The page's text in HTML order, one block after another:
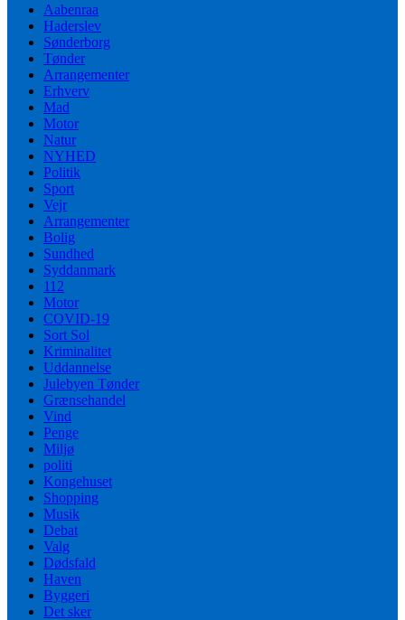
Aabenraa
Haderslev
Sønderborg
Tønder
Arrangementer
Erhverv
Mad
Motor
Natur
NYHED
Politik
Sport
Vejr
Arrangementer
Bolig
Sundhed
Syddanmark
112
Motor
COVID-19
Sort Sol
Kriminalitet
Uddannelse
Julebyen Tønder
Grænsehandel
Vind
Penge
Miljø
politi
Kongehuset
Shopping
Musik
Debat
Valg
Dødsfald
Haven
Byggeri
Det sker